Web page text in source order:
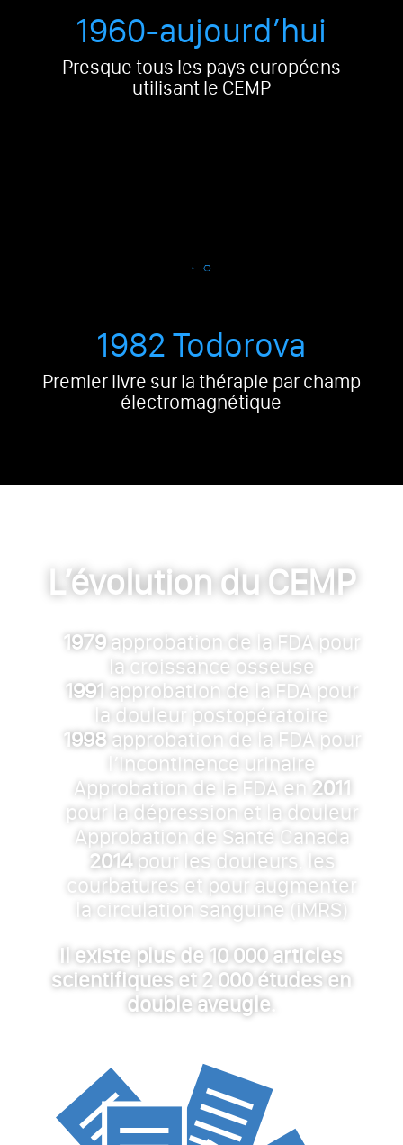
1960-aujourd’hui
Presque tous les pays européens
utilisant le CEMP
1982 Todorova
Premier livre sur la thérapie par champ
électromagnétique
L’évolution du CEMP
1979approbation de la FDA pour
la croissance osseuse
1991 approbation de la FDA pour
la douleur postopératoire
1998 approbation de la FDA pour
l’incontinence urinaire
Approbation de la FDA en 2011
pour la dépression et la douleur
Approbation de Santé Canada
2014pour les douleurs, les
courbatures et pour augmenter
la circulation sanguine (iMRS)
Il existe plus de 10 000 articles
scientifiques et 2 000 études en
double aveugle.